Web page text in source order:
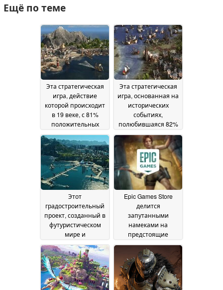
Ещё по теме
Эта стратегическая
игра, действие
которой происходит
в 19 веке, с 81%
положительных
отзывов, продается с
75% скидкой в Steam
19 May 2026
Эта стратегическая
игра, основанная на
исторических
событиях,
полюбившаяся 82%
игроков, продается
со скидкой 66% в
Steam18 May 2026
Этот
градостроительный
проект, созданный в
футуристическом
мире и
полюбившийся 70%
игроков, продается
со скидкой 85% в
Steam17 May 2026
Epic Games Store
делится
запутанными
намеками на
предстоящие
таинственные
бесплатные игры
16
May 2026